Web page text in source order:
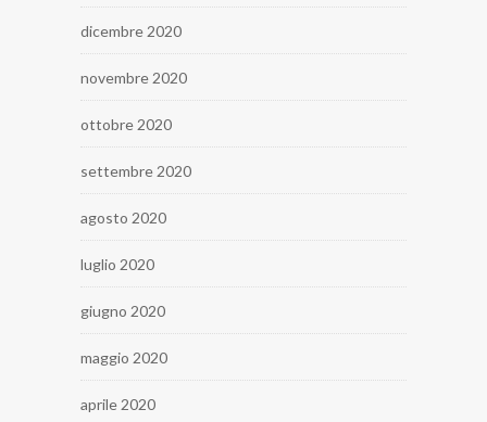
dicembre 2020
novembre 2020
ottobre 2020
settembre 2020
agosto 2020
luglio 2020
giugno 2020
maggio 2020
aprile 2020